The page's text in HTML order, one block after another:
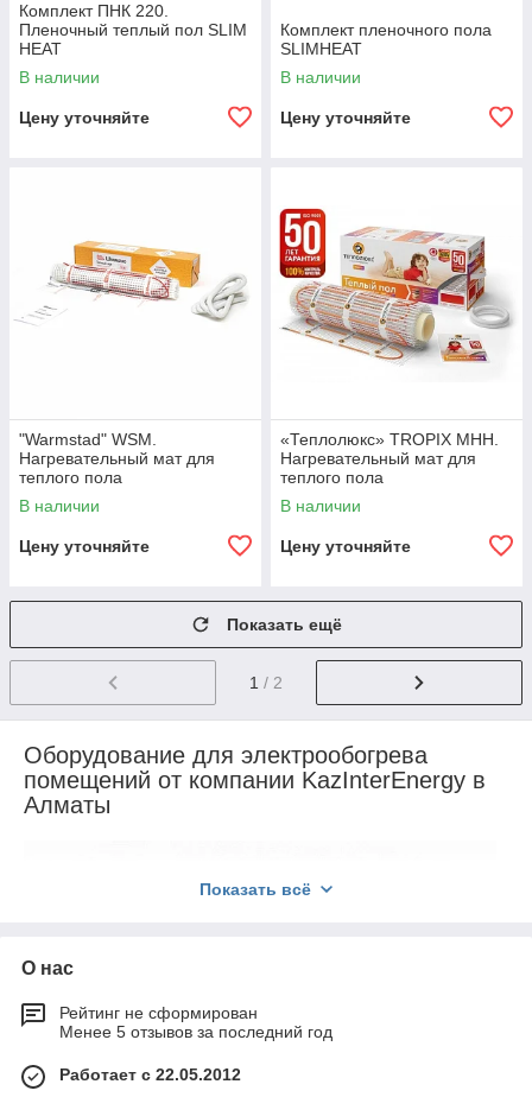
Комплект ПНК 220.
Пленочный теплый пол SLIM
HEAT
В наличии
Цену уточняйте
Комплект пленочного пола
SLIMHEAT
В наличии
Цену уточняйте
"Warmstad" WSM.
Нагревательный мат для
теплого пола
В наличии
Цену уточняйте
«Теплолюкс» TROPIX МНН.
Нагревательный мат для
теплого пола
В наличии
Цену уточняйте
Показать ещё
1 / 2
Оборудование для электрообогрева
помещений от компании KazInterEnergy в
Алматы
Показать всё
О нас
Рейтинг не сформирован
Менее 5 отзывов за последний год
Работает с 22.05.2012